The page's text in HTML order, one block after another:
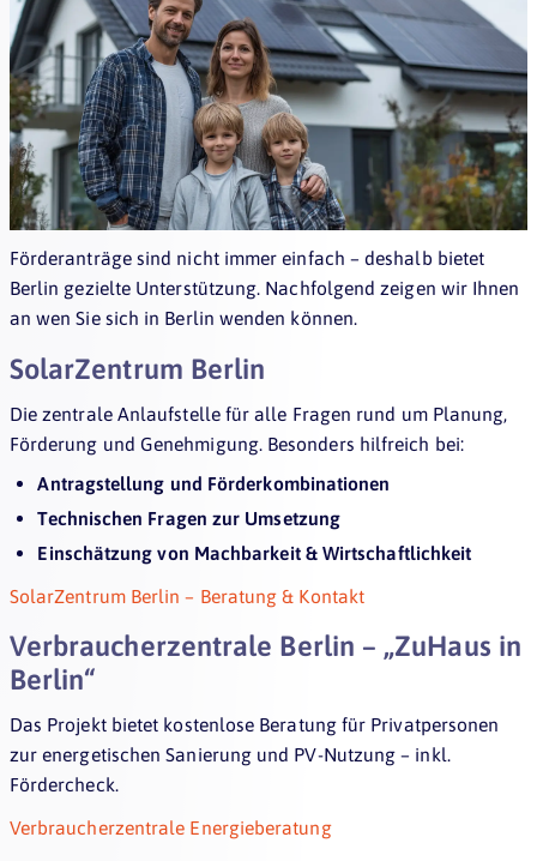
Förderanträge sind nicht immer einfach – deshalb bietet
Berlin gezielte Unterstützung. Nachfolgend zeigen wir Ihnen
an wen Sie sich in Berlin wenden können.
SolarZentrum Berlin
Die zentrale Anlaufstelle für alle Fragen rund um Planung,
Förderung und Genehmigung. Besonders hilfreich bei:
Antragstellung und Förderkombinationen
Technischen Fragen zur Umsetzung
Einschätzung von Machbarkeit & Wirtschaftlichkeit
SolarZentrum Berlin – Beratung & Kontakt
Verbraucherzentrale Berlin – „ZuHaus in
Berlin“
Das Projekt bietet kostenlose Beratung für Privatpersonen
zur energetischen Sanierung und PV-Nutzung – inkl.
Fördercheck.
Verbraucherzentrale Energieberatung